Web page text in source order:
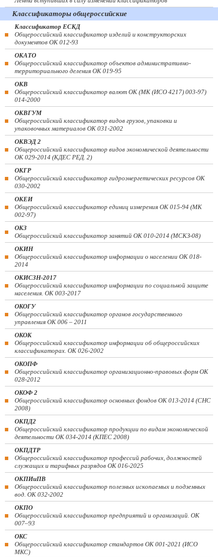
Классификаторы общероссийские
Классификатор ЕСКД
Общероссийский классификатор изделий и конструкторских
документов ОК 012-93
ОКАТО
Общероссийский классификатор объектов административно-
территориального деления ОК 019-95
ОКВ
Общероссийский классификатор валют ОК (МК (ИСО 4217) 003-97)
014-2000
ОКВГУМ
Общероссийский классификатор видов грузов, упаковки и
упаковочных материалов ОК 031-2002
ОКВЭД 2
Общероссийский классификатор видов экономической деятельности
ОК 029-2014 (КДЕС РЕД. 2)
ОКГР
Общероссийский классификатор гидроэнергетических ресурсов ОК
030-2002
ОКЕИ
Общероссийский классификатор единиц измерения ОК 015-94 (МК
002-97)
ОКЗ
Общероссийский классификатор занятий ОК 010-2014 (МСКЗ-08)
ОКИН
Общероссийский классификатор информации о населении ОК 018-
2014
ОКИСЗН-2017
Общероссийский классификатор информации по социальной защите
населения. ОК 003-2017
ОКОГУ
Общероссийский классификатор органов государственного
управления ОК 006 – 2011
ОКОК
Общероссийский классификатор информации об общероссийских
классификаторах. ОК 026-2002
ОКОПФ
Общероссийский классификатор организационно-правовых форм ОК
028-2012
ОКОФ 2
Общероссийский классификатор основных фондов ОК 013-2014 (СНС
2008)
ОКПД2
Общероссийский классификатор продукции по видам экономической
деятельности ОК 034-2014 (КПЕС 2008)
ОКПДТР
Общероссийский классификатор профессий рабочих, должностей
служащих и тарифных разрядов ОК 016-2025
ОКПИиПВ
Общероссийский классификатор полезных ископаемых и подземных
вод. ОК 032-2002
ОКПО
Общероссийский классификатор предприятий и организаций. ОК
007–93
ОКС
Общероссийский классификатор стандартов ОК 001-2021 (ИСО
МКС)